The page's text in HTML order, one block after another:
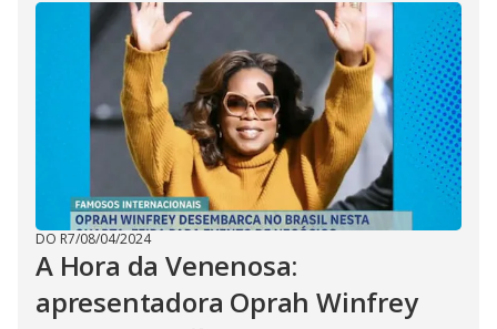
DO R7/08/04/2024
A Hora da Venenosa:
apresentadora Oprah Winfrey